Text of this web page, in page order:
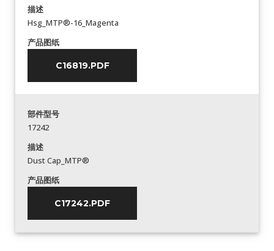
描述
Hsg_MTP®-16_Magenta
产品图纸
C16819.PDF
部件型号
17242
描述
Dust Cap_MTP®
产品图纸
C17242.PDF